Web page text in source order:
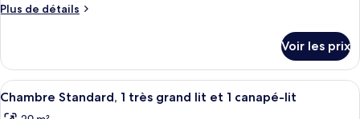
chambre :
très
grand
Plus de détails
Plus
le
type
de
Voir les prix
Afficher
toutes
Coffres-forts dans les chambres,
7
Chambre Standard, 1 très grand lit et 1 canapé-lit